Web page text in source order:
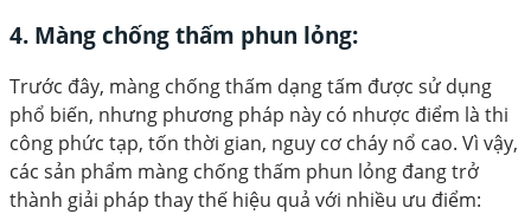
4. Màng chống thấm phun lỏng:
Trước đây, màng chống thấm dạng tấm được sử dụng
phổ biến, nhưng phương pháp này có nhược điểm là thi
công phức tạp, tốn thời gian, nguy cơ cháy nổ cao. Vì vậy,
các sản phẩm màng chống thấm phun lỏng đang trở
thành giải pháp thay thế hiệu quả với nhiều ưu điểm: